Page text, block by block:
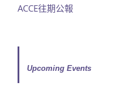
ACCE往期公報
Upcoming Events